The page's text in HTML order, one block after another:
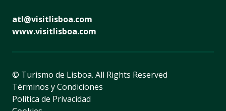
atl@visitlisboa.com
www.visitlisboa.com
© Turismo de Lisboa. All Rights Reserved
Términos y Condiciones
Política de Privacidad